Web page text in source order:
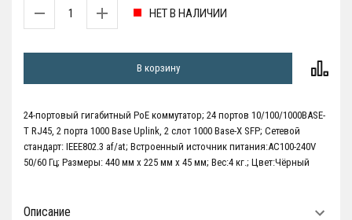
НЕТ В НАЛИЧИИ
В корзину
24-портовый гигабитный PoE коммутатор; 24 портов 10/100/1000BASE-
T RJ45, 2 порта 1000 Base Uplink, 2 слот 1000 Base-X SFP; Сетевой
стандарт: IEEE802.3 af/at; Встроенный источник питания:AC100-240V
50/60 Гц; Размеры: 440 мм x 225 мм x 45 мм; Вес:4 кг.; Цвет:Чёрный
Описание